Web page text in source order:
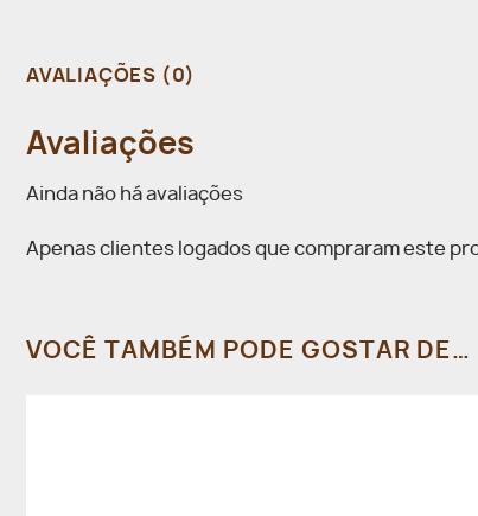
AVALIAÇÕES (0)
Avaliações
Ainda não há avaliações
Apenas clientes logados que compraram este
VOCÊ TAMBÉM PODE GOSTAR DE…